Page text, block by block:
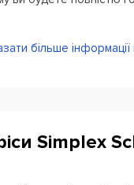
за вашими успіхами.
більше
Simplex